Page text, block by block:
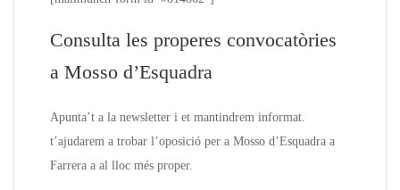
Consulta les properes convocatòries
a Mosso d’Esquadra
Apunta’t a la newsletter i et mantindrem informat.
t’ajudarem a trobar l’oposició per a Mosso d’Esquadra a
Farrera a al lloc més proper.